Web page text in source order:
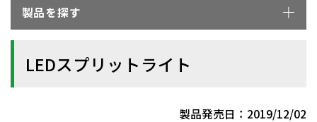
製品を探す
LEDスプリットライト
製品発売日：2019/12/02